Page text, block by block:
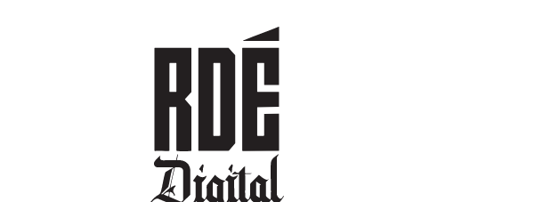
DEPORTES CULTURA ENTRETENIMIENTO